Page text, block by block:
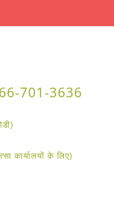
701-3636
कार्यालयों के लिए)